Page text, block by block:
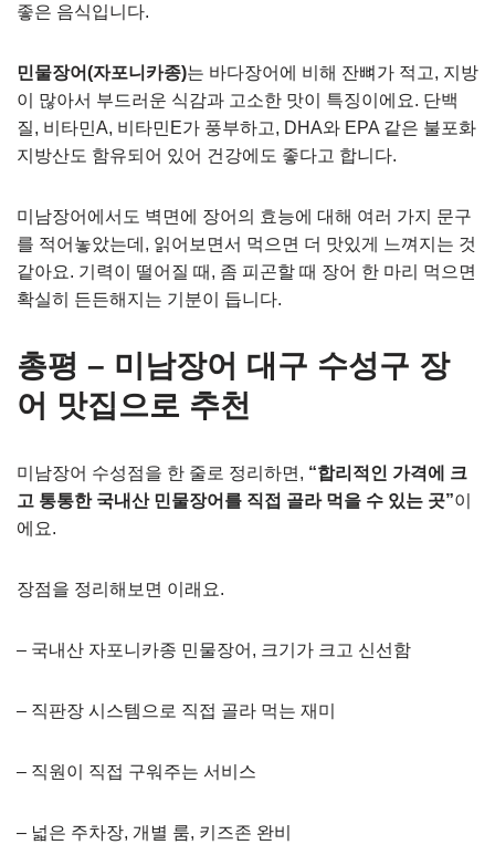
좋은 음식입니다.
민물장어(자포니카종)는 바다장어에 비해 잔뼈가 적고, 지방
이 많아서 부드러운 식감과 고소한 맛이 특징이에요. 단백
질, 비타민A, 비타민E가 풍부하고, DHA와 EPA 같은 불포화
지방산도 함유되어 있어 건강에도 좋다고 합니다.
미남장어에서도 벽면에 장어의 효능에 대해 여러 가지 문구
를 적어놓았는데, 읽어보면서 먹으면 더 맛있게 느껴지는 것
같아요. 기력이 떨어질 때, 좀 피곤할 때 장어 한 마리 먹으면
확실히 든든해지는 기분이 듭니다.
총평 – 미남장어 대구 수성구 장
어 맛집으로 추천
미남장어 수성점을 한 줄로 정리하면, “합리적인 가격에 크
고 통통한 국내산 민물장어를 직접 골라 먹을 수 있는 곳”이
에요.
장점을 정리해보면 이래요.
– 국내산 자포니카종 민물장어, 크기가 크고 신선함
– 직판장 시스템으로 직접 골라 먹는 재미
– 직원이 직접 구워주는 서비스
– 넓은 주차장, 개별 룸, 키즈존 완비